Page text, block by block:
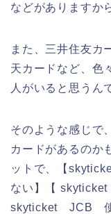
などがありますか
また、三井住友カ
天カードなど、色
人がいると思うん
そのような感じで
カードがあるのか
ットで、【
ない】【
skyticket JCB 使